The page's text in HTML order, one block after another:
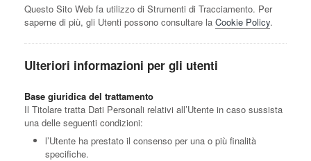
Questo Sito Web fa utilizzo di Strumenti di Tracciamento. Per
saperne di più, gli Utenti possono consultare la Cookie Policy.
Ulteriori informazioni per gli utenti
Base giuridica del trattamento
Il Titolare tratta Dati Personali relativi all’Utente in caso sussista
una delle seguenti condizioni:
l’Utente ha prestato il consenso per una o più finalità
specifiche.